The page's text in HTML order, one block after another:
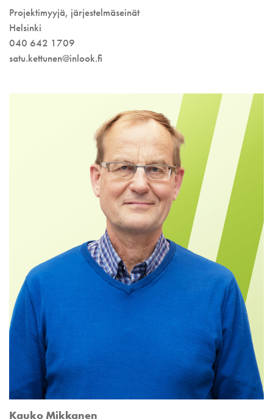
Projektimyyjä, järjestelmäseinät
Helsinki
040 642 1709
satu.kettunen@inlook.fi
Kauko Mikkanen